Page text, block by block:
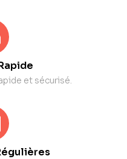
et sécurisé.